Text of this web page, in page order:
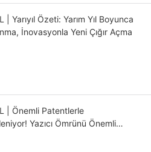
| Yarıyıl Özeti: Yarım Yıl Boyunca
İnovasyonla Yeni Çığır Açma
| Önemli Patentlerle
Yazıcı Ömrünü Önemli